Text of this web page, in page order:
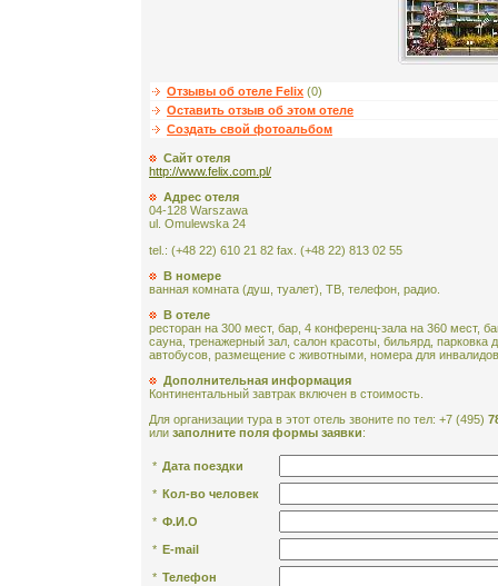
Отзывы об отеле Felix (0)
Оставить отзыв об этом отеле
Создать свой фотоальбом
Сайт отеля
http://www.felix.com.pl/
Адрес отеля
04-128 Warszawa
ul. Omulewska 24
tel.: (+48 22) 610 21 82 fax. (+48 22) 813 02 55
В номере
ванная комната (душ, туалет), ТВ, телефон, радио.
В отеле
ресторан на 300 мест, бар, 4 конференц-зала на 360 мест,
сауна, тренажерный зал, салон красоты, бильярд, парковка
автобусов, размещение с животными, номера для
Дополнительная информация
Континентальный завтрак включен в стоимость.
Для организации тура в этот отель звоните по тел: +7 (495)
или заполните поля формы заявки:
* Дата поездки
* Кол-во человек
* Ф.И.О
* E-mail
* Телефон